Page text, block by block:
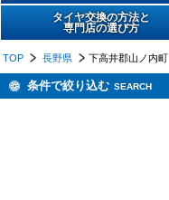
タイヤ交換の方法と
専門店の選び方
TOP 長野県 下高井郡山ノ内町
条件で絞り込む SEARCH